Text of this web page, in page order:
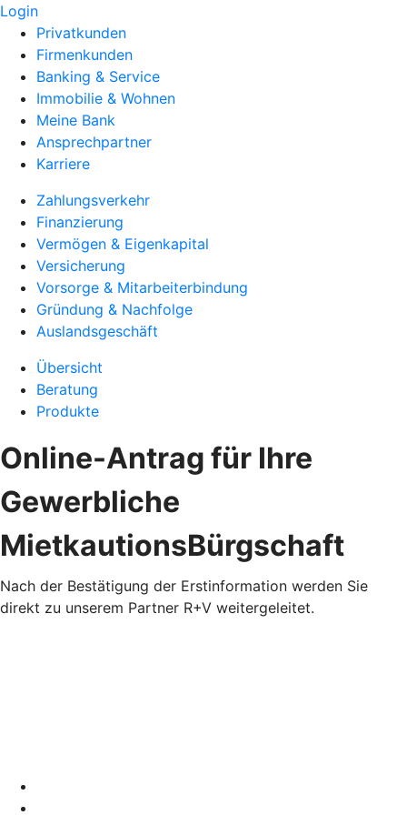
Login
Privatkunden
Firmenkunden
Banking & Service
Immobilie & Wohnen
Meine Bank
Ansprechpartner
Karriere
Zahlungsverkehr
Finanzierung
Vermögen & Eigenkapital
Versicherung
Vorsorge & Mitarbeiterbindung
Gründung & Nachfolge
Auslandsgeschäft
Übersicht
Beratung
Produkte
Online-Antrag für Ihre
Gewerbliche
MietkautionsBürgschaft
Nach der Bestätigung der Erstinformation werden Sie
direkt zu unserem Partner R+V weitergeleitet.